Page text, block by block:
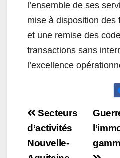
l’ensemble de ses
mise à disposition des
et une remise des
transactions sans
l’excellence
Navigation
de
l’article
Secteurs
d’activités
Nouvelle-